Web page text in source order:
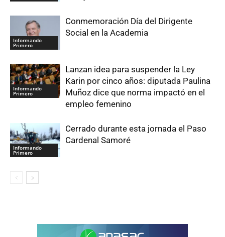
Informando
Primero
Conmemoración Día del Dirigente
Social en la Academia
Informando
Primero
Lanzan idea para suspender la Ley
Karin por cinco años: diputada Paulina
Muñoz dice que norma impactó en el
empleo femenino
Informando
Primero
Cerrado durante esta jornada el Paso
Cardenal Samoré